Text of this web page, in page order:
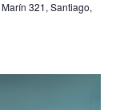
Marín 321, Santiago,